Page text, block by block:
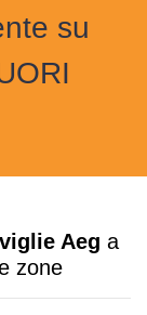
su
Aeg a
zone